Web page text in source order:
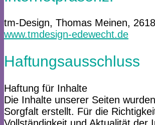
tm-Design, Thomas Meinen,
www.tmdesign-edewecht.de
Haftungsausschluss
Haftung für Inhalte
Die Inhalte unserer Seiten
Sorgfalt erstellt. Für die